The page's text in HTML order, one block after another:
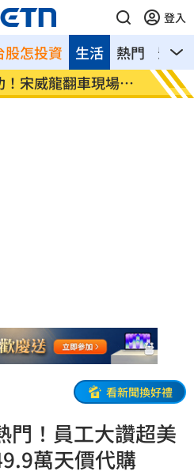
登入
股怎投資 熱門 影音
生活
友 米可白感性告白 新／
看新聞換好禮
門！員工大讚超美
萬天價代購